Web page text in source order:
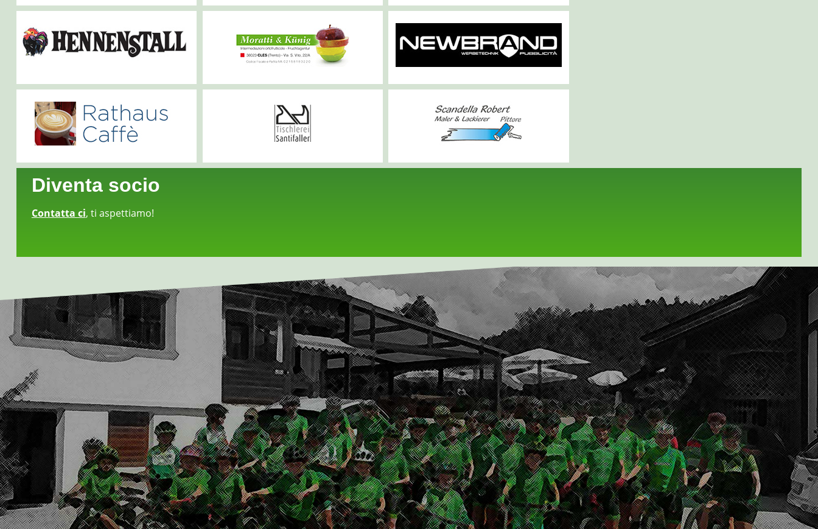
Diventa socio
Contatta ci, ti aspettiamo!